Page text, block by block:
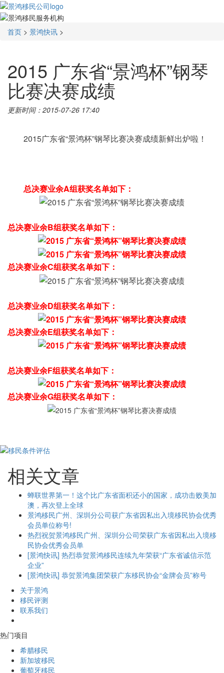
首页 > 景鸿快讯 >
2015 广东省“景鸿杯”钢琴
比赛决赛成绩
更新时间：2015-07-26 17:40
	2015广东省“景鸿杯”钢琴比赛决赛成绩新鲜出炉啦！
总决赛业余A组获奖名单如下：
总决赛业余B组获奖名单如下：
总决赛业余C组获奖名单如下：
总决赛业余D组获奖名单如下：
总决赛业余E组获奖名单如下：
总决赛业余F组获奖名单如下：
总决赛业余G组获奖名单如下：
相关文章
蝉联世界第一！这个比广东省面积还小的国家，成功击败美加
澳，再次登上全球
景鸿移民广州、深圳分公司获广东省因私出入境移民协会优秀
会员单位称号!
热烈祝贺景鸿移民广州、深圳分公司荣获广东省因私出入境移
民协会优秀会员单
[景鸿快讯] 热烈恭贺景鸿移民连续九年荣获“广东省诚信示范
企业”
[景鸿快讯] 恭贺景鸿集团荣获广东移民协会“金牌会员”称号
关于景鸿
移民评测
联系我们
热门项目
希腊移民
新加坡移民
葡萄牙移民